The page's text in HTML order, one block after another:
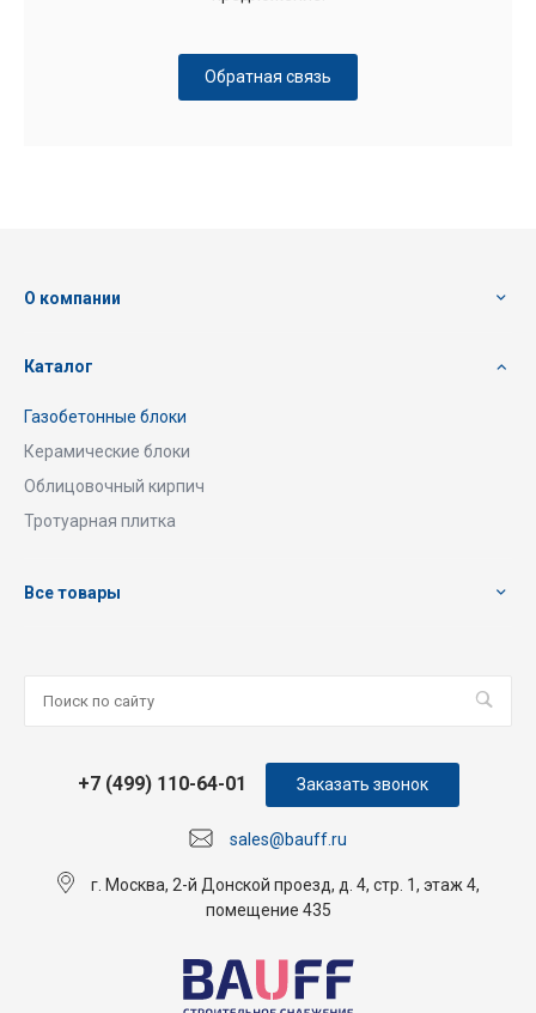
Обратная связь
О компании
Каталог
Газобетонные блоки
Керамические блоки
Облицовочный кирпич
Тротуарная плитка
Все товары
sales@bauff.ru
+7 (499) 110-64-01
г. Москва, 2-й Донской проезд, д. 4, стр. 1, этаж 4,
помещение 435
Заказать звонок